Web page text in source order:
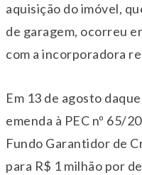
aquisição do imóvel,
de garagem, ocorreu
com a incorporadora
Em 13 de agosto
emenda à PEC nº 65/
Fundo Garantidor de
para R$ 1 milhão por